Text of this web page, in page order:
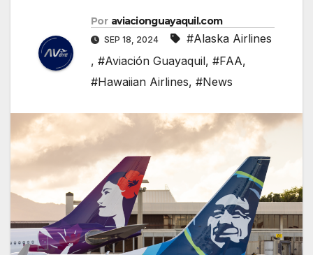
Por aviacionguayaquil.com
SEP 18, 2024
#Alaska Airlines
, #Aviación Guayaquil, #FAA,
#Hawaiian Airlines, #News